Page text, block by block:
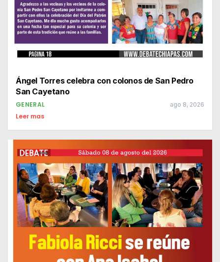
Ángel Torres celebra con colonos de San Pedro
San Cayetano
GENERAL ago 8, 2026
Leer mas